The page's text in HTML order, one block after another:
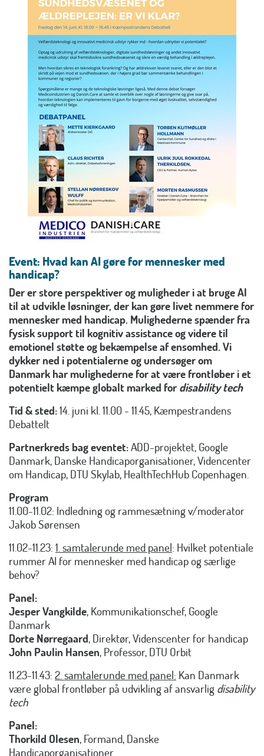
Event: Hvad kan AI gøre for mennesker med
handicap?
Der er store perspektiver og muligheder i at bruge AI
til at udvikle løsninger, der kan gøre livet nemmere for
mennesker med handicap. Mulighederne spænder fra
fysisk support til kognitiv assistance og videre til
emotionel støtte og bekæmpelse af ensomhed. Vi
dykker ned i potentialerne og undersøger om
Danmark har mulighederne for at være frontløber i et
potentielt kæmpe globalt marked for disability tech
Tid & sted:14. juni kl. 11.00 - 11.45, Kæmpestrandens
Debattelt
Partnerkreds bag eventet:ADD-projektet, Google
Danmark, Danske Handicaporganisationer, Videncenter
om Handicap, DTU Skylab, HealthTechHub Copenhagen.
Program
11.00-11.02: Indledning og rammesætning v/moderator
Jakob Sørensen
11.02-11.23: 1. samtalerunde med panel: Hvilket potentiale
rummer AI for mennesker med handicap og særlige
behov?
Panel:
Jesper Vangkilde, Kommunikationschef, Google
Danmark
Dorte Nørregaard, Direktør, Videnscenter for handicap
John Paulin Hansen, Professor, DTU Orbit
11.23-11.43: 2. samtalerunde med panel: Kan Danmark
være global frontløber på udvikling af ansvarlig disability
tech
Panel:
Thorkild Olesen, Formand, Danske
Handicaporganisationer